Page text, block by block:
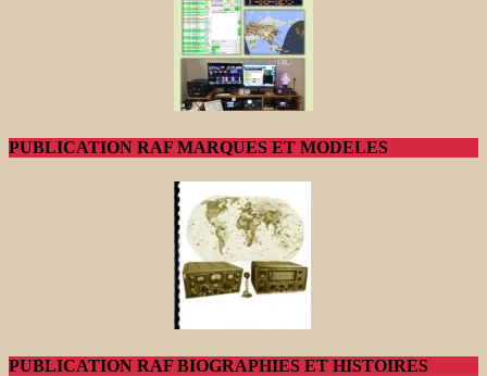
PUBLICATION RAF MARQUES ET MODELES
PUBLICATION RAF BIOGRAPHIES ET HISTOIRES